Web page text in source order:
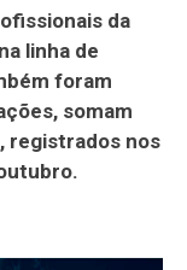
da
linha de
foram
somam
registrados nos